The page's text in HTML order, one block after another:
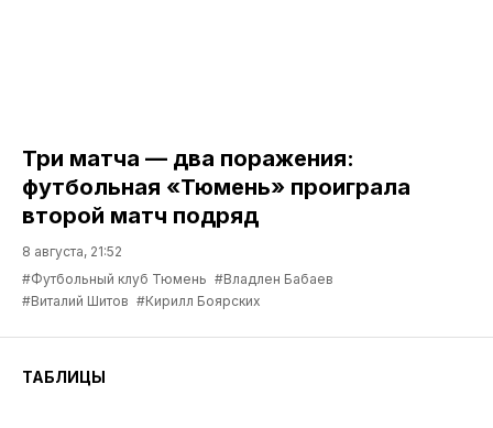
Три матча — два поражения:
футбольная «Тюмень» проиграла
второй матч подряд
8 августа, 21:52
#Футбольный клуб Тюмень #Владлен Бабаев
#Виталий Шитов #Кирилл Боярских
ТАБЛИЦЫ